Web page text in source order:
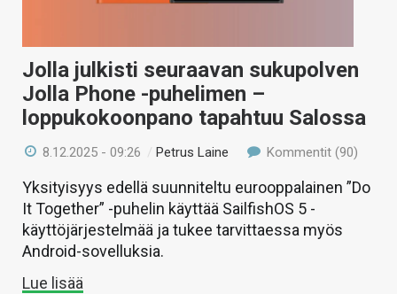
Jolla julkisti seuraavan sukupolven
Jolla Phone -puhelimen –
loppukokoonpano tapahtuu Salossa
8.12.2025 - 09:26 / Petrus Laine Kommentit (90)
Yksityisyys edellä suunniteltu eurooppalainen ”Do
It Together” -puhelin käyttää SailfishOS 5 -
käyttöjärjestelmää ja tukee tarvittaessa myös
Android-sovelluksia.
Lue lisää